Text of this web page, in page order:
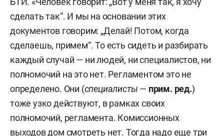
которому перепланировка помещений в жилых
домах должна проводиться только по
согласованию с органом местного
самоуправления.
И только в июне 2020 года, указано в обвинении,
юрист по фамилииБородина, которой Миронова
дала доверенность, обратилась в
администрацию КирМоса с заявлением
сделать так“. И мы на основании этих
документов говорим: „Делай! Потом, когда
сделаешь, примем“. То есть сидеть и разбирать
каждый случай — ни людей, ни специалистов, ни
полномочий на это нет. Регламентом это не
определено. Они (специалисты — прим. ред.)
тоже узко действуют, в рамках своих
полномочий, регламента. Комиссионных
выходов дом смотреть нет. Тогда надо еще три